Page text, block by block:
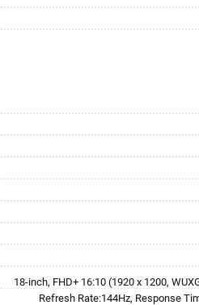
18-inch, FHD+ 16:10 (1920 x 1200,
Refresh Rate:144Hz, Response